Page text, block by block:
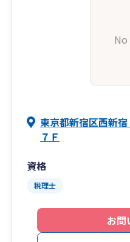
No
東京都新宿区西新
７Ｆ
資格
税理士
お問